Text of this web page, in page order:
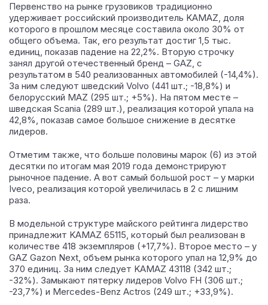
Первенство на рынке грузовиков традиционно
удерживает российский производитель KAMAZ, доля
которого в прошлом месяце составила около 30% от
общего объема. Так, его результат достиг 1,5 тыс.
единиц, показав падение на 22,2%. Вторую строчку
занял другой отечественный бренд – GAZ, с
результатом в 540 реализованных автомобилей (-14,4%).
За ним следуют шведский Volvo (441 шт.; -18,8%) и
белорусский MAZ (295 шт.; +5%). На пятом месте –
шведская Scania (289 шт.), реализация которой упала на
42,8%, показав самое большое снижение в десятке
лидеров.
Отметим также, что больше половины марок (6) из этой
десятки по итогам мая 2019 года демонстрируют
рыночное падение. А вот самый большой рост – у марки
Iveco, реализация которой увеличилась в 2 с лишним
раза.
В модельной структуре майского рейтинга лидерство
принадлежит KAMAZ 65115, который был реализован в
количестве 418 экземпляров (+17,7%). Второе место – у
GAZ Gazon Next, объем рынка которого упал на 12,9% до
370 единиц. За ним следует KAMAZ 43118 (342 шт.;
-32%). Замыкают пятерку лидеров Volvo FH (306 шт.;
-23,7%) и Mercedes-Benz Actros (249 шт.; +33,9%).